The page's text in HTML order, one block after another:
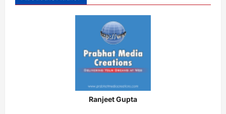
Ranjeet Gupta